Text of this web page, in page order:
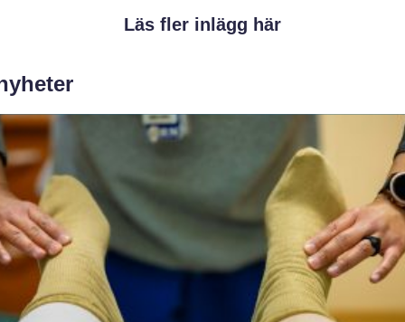
Läs fler inlägg här